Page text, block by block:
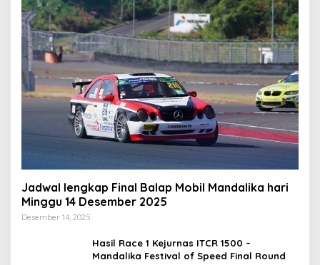
Jadwal lengkap Final Balap Mobil Mandalika hari
Minggu 14 Desember 2025
Desember 14, 2025
Hasil Race 1 Kejurnas ITCR 1500 –
Mandalika Festival of Speed Final Round